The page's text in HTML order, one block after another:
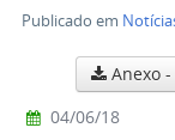
Publicado em
Anexo
04/06/18